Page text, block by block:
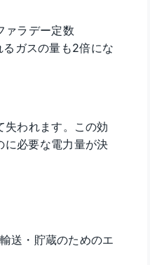
ァラデー定数
ガスの量も2倍にな
われます。この効
に必要な電力量が決
送・貯蔵のためのエ